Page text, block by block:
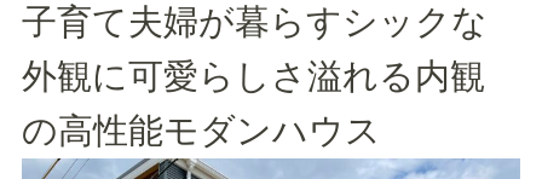
子育て夫婦が暮らすシックな
外観に可愛らしさ溢れる内観
の高性能モダンハウス